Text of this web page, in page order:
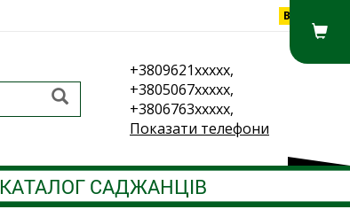
Вхід
+3809621xxxxx,
+3805067xxxxx,
+3806763xxxxx,
Показати телефони
КАТАЛОГ САДЖАНЦІВ